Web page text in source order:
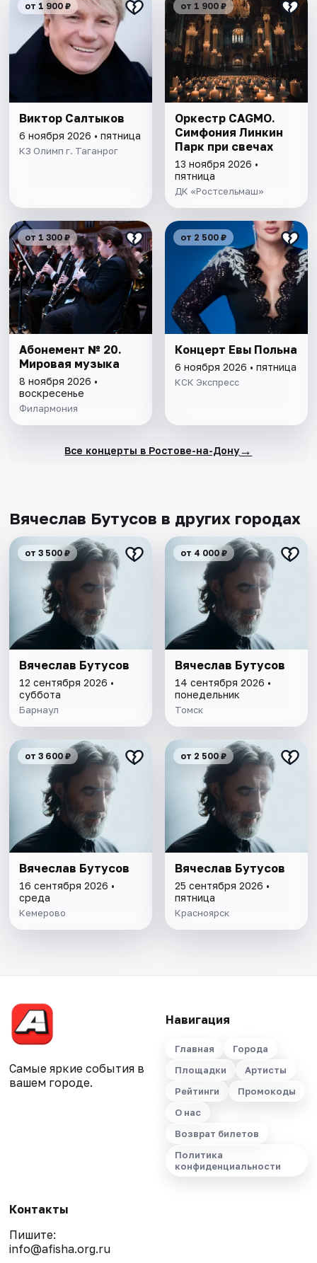
от 1 900 ₽
Виктор Салтыков
6 ноября 2026 • пятница
КЗ Олимп г. Таганрог
от 1 900 ₽
Оркестр CAGMO.
Симфония Линкин
Парк при свечах
13 ноября 2026 •
пятница
ДК «Ростсельмаш»
от 1 300 ₽
Абонемент № 20.
Мировая музыка
8 ноября 2026 •
воскресенье
Филармония
от 2 500 ₽
Концерт Евы Польна
6 ноября 2026 • пятница
КСК Экспресс
Все концерты в Ростове-на-Дону→
Вячеслав Бутусов в других городах
от 3 500 ₽
Вячеслав Бутусов
12 сентября 2026 •
суббота
Барнаул
от 4 000 ₽
Вячеслав Бутусов
14 сентября 2026 •
понедельник
Томск
от 3 600 ₽
Вячеслав Бутусов
16 сентября 2026 •
среда
Кемерово
от 2 500 ₽
Вячеслав Бутусов
25 сентября 2026 •
пятница
Красноярск
Самые яркие события в
вашем городе.
Навигация
Главная
Города
Площадки
Артисты
Рейтинги
Промокоды
О нас
Возврат билетов
Политика
конфиденциальности
Контакты
Пишите:
info@afisha.org.ru